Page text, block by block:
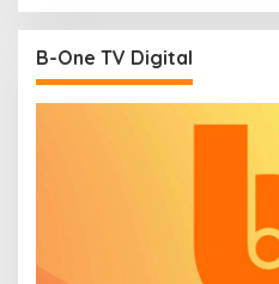
B-One TV Digital